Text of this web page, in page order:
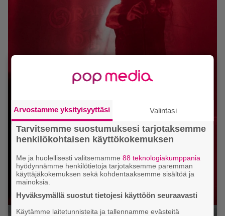
Arvostamme yksityisyyttäsi Valintasi
Tarvitsemme suostumuksesi tarjotaksemme
henkilökohtaisen käyttökokemuksen
Me ja huolellisesti valitsemamme88 teknologiakumppania
hyödynnämme henkilötietoja tarjotaksemme paremman
käyttäjäkokemuksen sekä kohdentaaksemme sisältöä ja
mainoksia.
Hyväksymällä suostut tietojesi käyttöön seuraavasti
Käytämme laitetunnisteita ja tallennamme evästeitä